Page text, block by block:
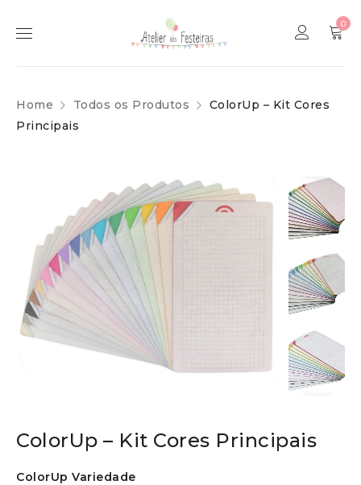
0
Home Todos os Produtos
ColorUp – Kit Cores
Principais
ColorUp – Kit Cores Principais
ColorUp Variedade